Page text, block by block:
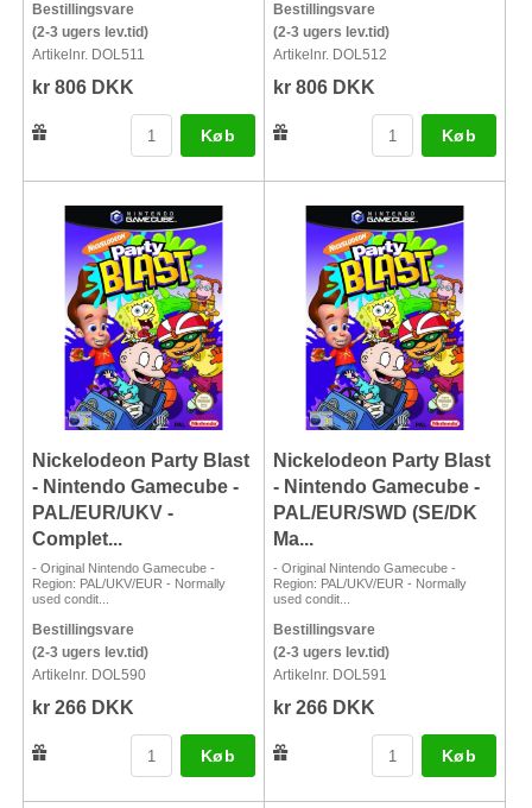
Bestillingsvare
(2-3 ugers lev.tid)
Artikelnr. DOL511
kr 806 DKK
Køb
Bestillingsvare
(2-3 ugers lev.tid)
Artikelnr. DOL512
kr 806 DKK
Køb
Nickelodeon Party Blast
- Nintendo Gamecube -
PAL/EUR/UKV -
Complet...
- Original Nintendo Gamecube -
Region: PAL/UKV/EUR - Normally
used condit...
Bestillingsvare
(2-3 ugers lev.tid)
Artikelnr. DOL590
kr 266 DKK
Køb
Nickelodeon Party Blast
- Nintendo Gamecube -
PAL/EUR/SWD (SE/DK
Ma...
- Original Nintendo Gamecube -
Region: PAL/UKV/EUR - Normally
used condit...
Bestillingsvare
(2-3 ugers lev.tid)
Artikelnr. DOL591
kr 266 DKK
Køb